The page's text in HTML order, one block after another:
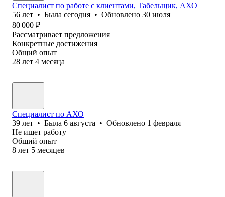
Специалист по работе с клиентами, Табельщик, АХО
56 лет • Была сегодня • Обновлено 30 июля
80 000 ₽
Рассматривает предложения
Конкретные достижения
Общий опыт
28 лет 4 месяца
Специалист по АХО
39 лет • Была 6 августа • Обновлено 1 февраля
Не ищет работу
Общий опыт
8 лет 5 месяцев